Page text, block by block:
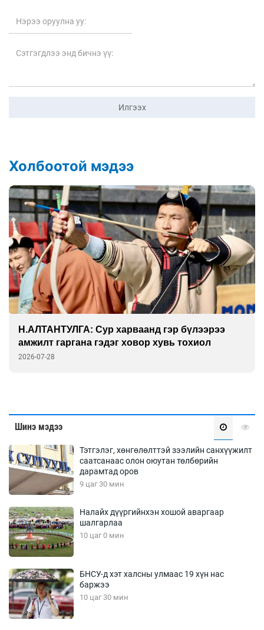
Илгээх
Холбоотой мэдээ
ГАНБАТ: Дэлхийн технологийн амин сүнс
физик дээр л тогтдог
2026-07-27
Шинэ мэдээ
Тэтгэлэг, хөнгөлөлттэй зээлийн санхүүжилт
саатсанаас олон оюутан төлбөрийн
дарамтад оров
9 цаг 30 мин
Налайх дүүргийнхэн хошой аваргаар
шалгарлаа
10 цаг 0 мин
БНСУ-д хэт халсны улмаас 19 хүн нас
баржээ
10 цаг 30 мин